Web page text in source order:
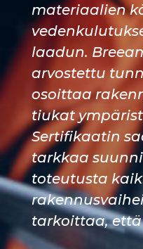
materiaalien
laadun.
arvostettu
osoittaa
tiukat
Sertifikaatin
tarkkaa
toteutusta
tarkoittaa, että